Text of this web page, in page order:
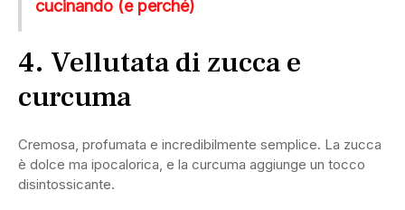
cucinando (e perché)
4. Vellutata di zucca e
curcuma
Cremosa, profumata e incredibilmente semplice. La zucca
è dolce ma ipocalorica, e la curcuma aggiunge un tocco
disintossicante.